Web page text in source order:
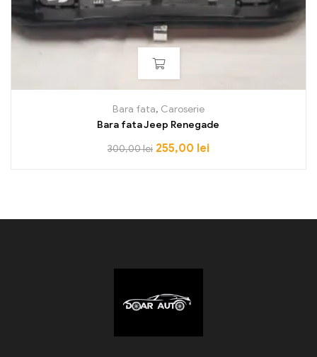
Bara fata, Caroserie
Bara fata Jeep Renegade
300,00lei 255,00 lei